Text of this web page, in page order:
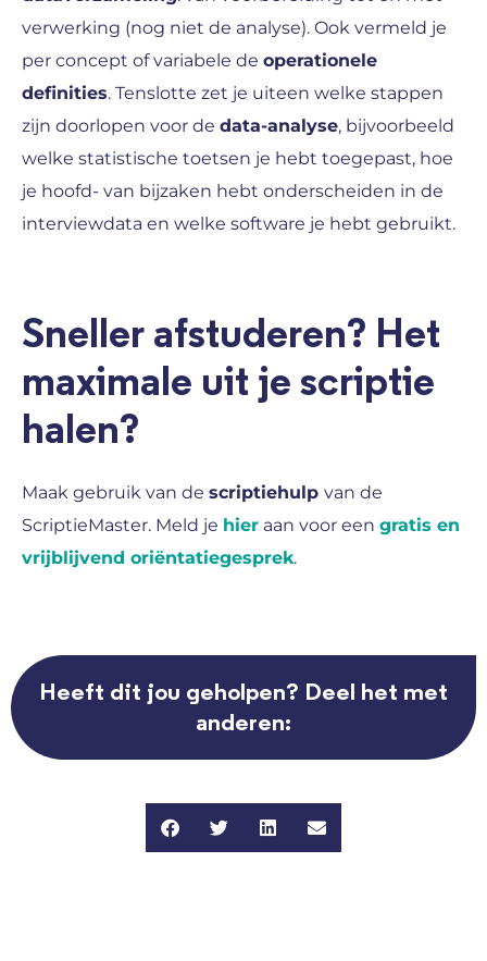
verwerking (nog niet de analyse). Ook vermeld je
per concept of variabele de operationele
definities. Tenslotte zet je uiteen welke stappen
zijn doorlopen voor de data-analyse, bijvoorbeeld
welke statistische toetsen je hebt toegepast, hoe
je hoofd- van bijzaken hebt onderscheiden in de
interviewdata en welke software je hebt gebruikt.
Sneller afstuderen? Het
maximale uit je scriptie
halen?
Maak gebruik van de scriptiehulp van de
ScriptieMaster. Meld je hier aan voor een gratis en
vrijblijvend oriëntatiegesprek.
Heeft dit jou geholpen? Deel het met
anderen: